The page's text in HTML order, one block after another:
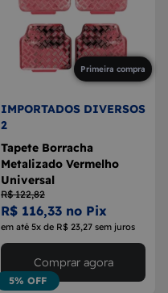
Primeira compra
IMPORTADOS DIVERSOS
2
Tapete Borracha
Metalizado Vermelho
Universal
R$ 122,82
R$ 116,33 no Pix
em até 5x de R$ 23,27 sem juros
5% OFF
Comprar agora